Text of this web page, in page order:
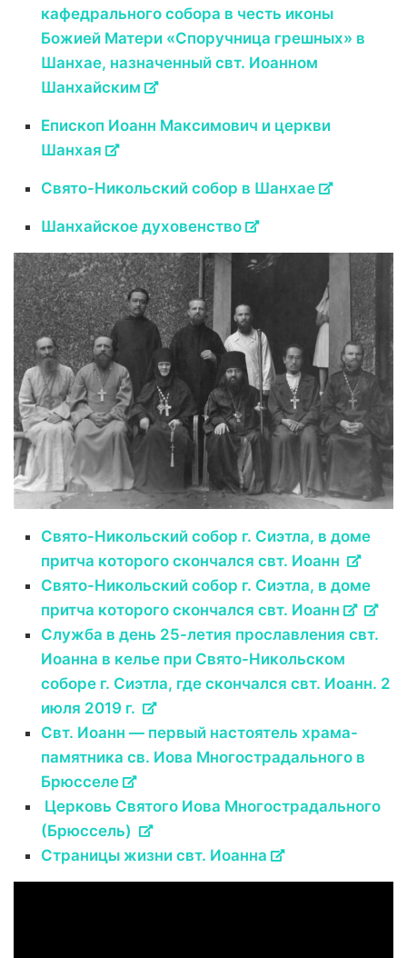
кафедрального собора в честь иконы
Божией Матери «Споручница грешных» в
Шанхае, назначенный свт. Иоанном
Шанхайским
Епископ Иоанн Максимович и церкви
Шанхая
Свято-Никольский собор в Шанхае
Шанхайское духовенство
Свято-Никольский собор г. Сиэтла, в доме
притча которого скончался свт. Иоанн
Свято-Никольский собор г. Сиэтла, в доме
притча которого скончался свт. Иоанн
Служба в день 25-летия прославления свт.
Иоанна в келье при Свято-Никольском
соборе г. Сиэтла, где скончался свт. Иоанн. 2
июля 2019 г.
Свт. Иоанн — первый настоятель храма-
памятника св. Иова Многострадального в
Брюсселе
Церковь Святого Иова Многострадального
(Брюссель)
Страницы жизни свт. Иоанна